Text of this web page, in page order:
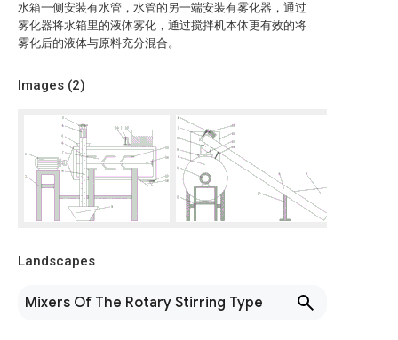
水箱一侧安装有水管，水管的另一端安装有雾化器，通过
雾化器将水箱里的液体雾化，通过搅拌机本体更有效的将
雾化后的液体与原料充分混合。
Images (2)
Landscapes
Mixers Of The Rotary Stirring Type